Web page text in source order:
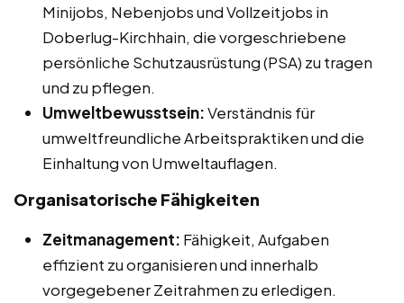
Minijobs, Nebenjobs und Vollzeitjobs in
Doberlug-Kirchhain, die vorgeschriebene
persönliche Schutzausrüstung (PSA) zu tragen
und zu pflegen.
Umweltbewusstsein:Verständnis für
umweltfreundliche Arbeitspraktiken und die
Einhaltung von Umweltauflagen.
Organisatorische Fähigkeiten
Zeitmanagement: Fähigkeit, Aufgaben
effizient zu organisieren und innerhalb
vorgegebener Zeitrahmen zu erledigen.